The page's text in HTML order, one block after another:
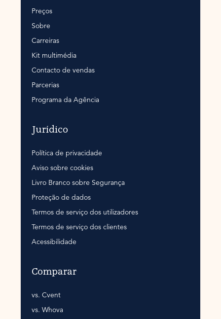
Preços
Sobre
Carreiras
Kit multimédia
Contacto de vendas
Parcerias
Programa da Agência
Jurídico
Política de privacidade
Aviso sobre cookies
Livro Branco sobre Segurança
Proteção de dados
Termos de serviço dos utilizadores
Termos de serviço dos clientes
Acessibilidade
Comparar
vs. Cvent
vs. Whova